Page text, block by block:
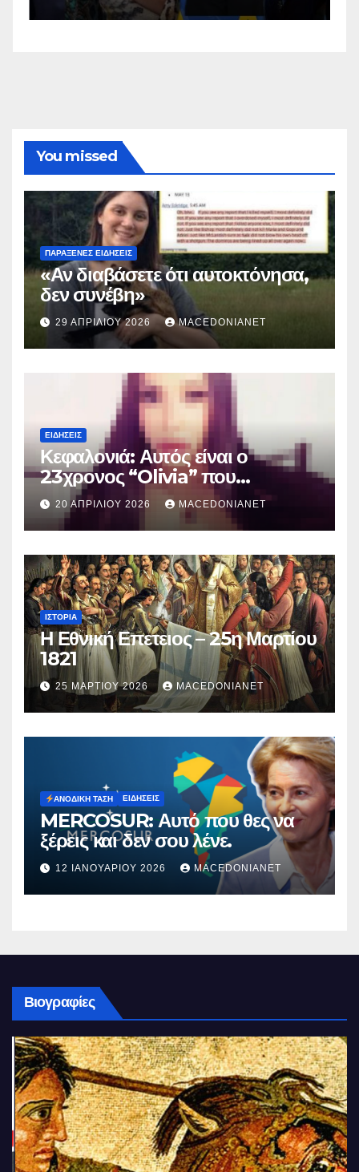
You missed
ΠΑΡΆΞΕΝΕΣ ΕΙΔΉΣΕΙΣ
«Αν διαβάσετε ότι αυτοκτόνησα,
δεν συνέβη»
29 ΑΠΡΙΛΊΟΥ 2026 MACEDONIANET
ΕΙΔΉΣΕΙΣ
Κεφαλονιά: Αυτός είναι ο
23χρονος “Olivia” που
κατηγορείται για τον θάνατο της
Μυρτούς
20 ΑΠΡΙΛΊΟΥ 2026 MACEDONIANET
ΙΣΤΟΡΊΑ
Η Εθνική Επετειος – 25η Μαρτίου
1821
25 ΜΑΡΤΊΟΥ 2026 MACEDONIANET
ΑΝΟΔΙΚΉ ΤΆΣΗ ΕΙΔΉΣΕΙΣ
MERCOSUR: Αυτό που θες να
ξέρεις και δεν σου λένε.
12 ΙΑΝΟΥΑΡΊΟΥ 2026 MACEDONIANET
Βιογραφίες